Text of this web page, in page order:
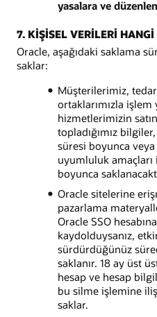
yasalara ve
7. KİŞİSEL VERİLERİ
Oracle, aşağıdaki saklama
saklar:
Müşterilerimiz,
ortaklarımızla
hizmetlerimizin
topladığımız
süresi boyunca
uyumluluk
boyunca
Oracle sitelerine
pazarlama
Oracle SSO
kaydolduysanız,
sürdürdüğünüz
saklanır. 18 ay üst
hesap ve hesap
bu silme işlemine
saklar.